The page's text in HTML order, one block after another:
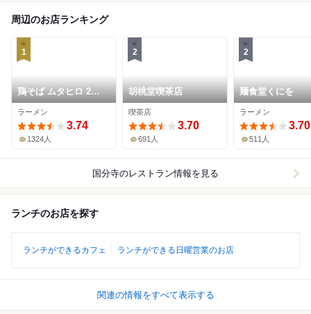
周辺のお店ランキング
1
鶏そば ムタヒロ 2号
店
ラーメン
3.74
1324人
2
胡桃堂喫茶店
喫茶店
3.70
691人
2
麺食堂くにを
ラーメン
3.70
511人
国分寺のレストラン情報を見る
ランチのお店を探す
ランチができるカフェ ランチができる日曜営業のお店
関連の情報をすべて表示する